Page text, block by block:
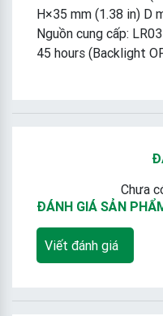
H×35 mm (1.38 in) D
Nguồn cung cấp:
45 hours (Backlight
Chưa
ĐÁNH GIÁ SẢN
Viết đánh giá